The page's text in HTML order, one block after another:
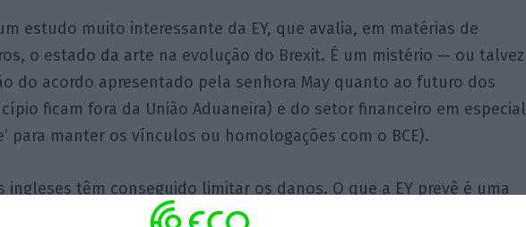
estudo muito interessante da EY, que avalia, em matérias de
o estado da arte na evolução do Brexit. É um mistério — ou talvez
do acordo apresentado pela senhora May quanto ao futuro dos
ficam fora da União Aduaneira) e do setor financeiro em especial
para manter os vínculos ou homologações com o BCE).
ingleses têm conseguido limitar os danos. O que a EY prevê é uma
sete mil postos de trabalho de Londres para o continente, o que